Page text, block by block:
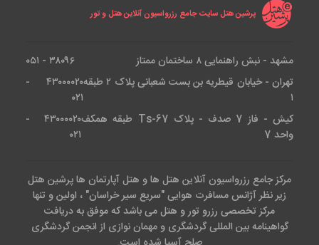
پرشین هتل سایت جامع رزرواسیون آنلاین هتل و تور
مشهد - نبش راهنمایی ۸ ساختمان ممتاز
۳۸۰۹۶ - ۰۵۱
تهران - خیابان قیطریه بن بست شعبانی پلاک ۲ طبقه
۱
۴۳۰۰۰۰۲۰ -
۰۲۱
کیش - فاز 7 صدف - پلاک Ts-67 طبقه همکف
واحد 7
۴۳۰۰۰۰۲۰ -
۰۲۱
مرکز جامع رزرواسیون آنلاین هتل ها و هتل آپارتمان ها پرشین هتل
زیر نظر آژانس مسافرت هوایی "سریع سیر خراسان" ، اولین و تنها
مرکز تخصصی رزرو تور و هتل می باشد که موفق به دریافت
گواهینامه بین المللی گردشگری و مهمان نوازی از انجمن گردشگری